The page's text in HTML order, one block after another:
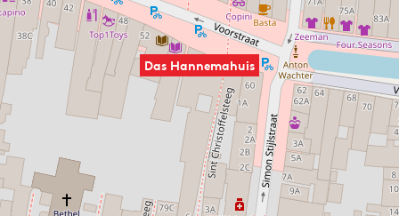
Die Kaminsimse im Haus sind größtenteils authentisch. Der
Spiegel über dem Kaminsims hängt schon seit 1790 an
derselben Stelle im Hinterzimmer. Er wurde mit Motiven
von einer Jenever Destille verziert. Die Firma des Brenners
befand sich in den Nebengebäuden.
Das Vorderhaus wurde regelmäßig an die sich ändernden
Nutzungswünsche angepasst. Innerhalb der letzten
hundert Jahre geschah das in den Jahren 1911, 1938, 1988
Das Hannemahuis